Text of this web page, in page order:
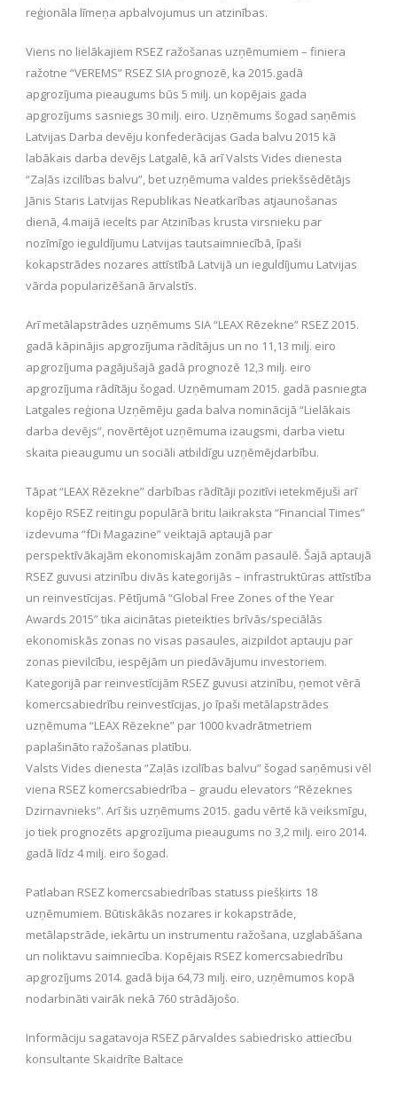
reģionāla līmeņa apbalvojumus un atzinības.
Viens no lielākajiem RSEZ ražošanas uzņēmumiem – finiera
ražotne “VEREMS” RSEZ SIA prognozē, ka 2015.gadā
apgrozījuma pieaugums būs 5 milj. un kopējais gada
apgrozījums sasniegs 30 milj. eiro. Uzņēmums šogad saņēmis
Latvijas Darba devēju konfederācijas Gada balvu 2015 kā
labākais darba devējs Latgalē, kā arī Valsts Vides dienesta
“Zaļās izcilības balvu”, bet uzņēmuma valdes priekšsēdētājs
Jānis Staris Latvijas Republikas Neatkarības atjaunošanas
dienā, 4.maijā iecelts par Atzinības krusta virsnieku par
nozīmīgo ieguldījumu Latvijas tautsaimniecībā, īpaši
kokapstrādes nozares attīstībā Latvijā un ieguldījumu Latvijas
vārda popularizēšanā ārvalstīs.
Arī metālapstrādes uzņēmums SIA “LEAX Rēzekne” RSEZ 2015.
gadā kāpinājis apgrozījuma rādītājus un no 11,13 milj. eiro
apgrozījuma pagājušajā gadā prognozē 12,3 milj. eiro
apgrozījuma rādītāju šogad. Uzņēmumam 2015. gadā pasniegta
Latgales reģiona Uzņēmēju gada balva nominācijā “Lielākais
darba devējs”, novērtējot uzņēmuma izaugsmi, darba vietu
skaita pieaugumu un sociāli atbildīgu uzņēmējdarbību.
Tāpat “LEAX Rēzekne” darbības rādītāji pozitīvi ietekmējuši arī
kopējo RSEZ reitingu populārā britu laikraksta “Financial Times”
izdevuma “fDi Magazine” veiktajā aptaujā par
perspektīvākajām ekonomiskajām zonām pasaulē. Šajā aptaujā
RSEZ guvusi atzinību divās kategorijās – infrastruktūras attīstība
un reinvestīcijas. Pētījumā “Global Free Zones of the Year
Awards 2015” tika aicinātas pieteikties brīvās/speciālās
ekonomiskās zonas no visas pasaules, aizpildot aptauju par
zonas pievilcību, iespējām un piedāvājumu investoriem.
Kategorijā par reinvestīcijām RSEZ guvusi atzinību, ņemot vērā
komercsabiedrību reinvestīcijas, jo īpaši metālapstrādes
uzņēmuma “LEAX Rēzekne” par 1000 kvadrātmetriem
paplašināto ražošanas platību.
Valsts Vides dienesta “Zaļās izcilības balvu” šogad saņēmusi vēl
viena RSEZ komercsabiedrība – graudu elevators “Rēzeknes
Dzirnavnieks”. Arī šis uzņēmums 2015. gadu vērtē kā veiksmīgu,
jo tiek prognozēts apgrozījuma pieaugums no 3,2 milj. eiro 2014.
gadā līdz 4 milj. eiro šogad.
Patlaban RSEZ komercsabiedrības statuss piešķirts 18
uzņēmumiem. Būtiskākās nozares ir kokapstrāde,
metālapstrāde, iekārtu un instrumentu ražošana, uzglabāšana
un noliktavu saimniecība. Kopējais RSEZ komercsabiedrību
apgrozījums 2014. gadā bija 64,73 milj. eiro, uzņēmumos kopā
nodarbināti vairāk nekā 760 strādājošo.
Informāciju sagatavoja RSEZ pārvaldes sabiedrisko attiecību
konsultante Skaidrīte Baltace